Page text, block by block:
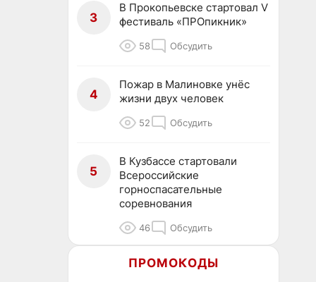
3
В Прокопьевске стартовал V
фестиваль «ПРОпикник»
58 Обсудить
4
Пожар в Малиновке унёс
жизни двух человек
52 Обсудить
5
В Кузбассе стартовали
Всероссийские
горноспасательные
соревнования
46 Обсудить
ПРОМОКОДЫ